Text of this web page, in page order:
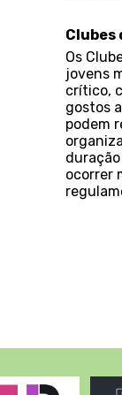
Clubes
Os
jovens
crítico,
gostos
podem
ocorrer